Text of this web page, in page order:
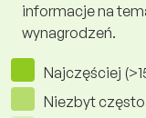
informacje na
wynagrodzeń.
Najczęściej
Niezbyt